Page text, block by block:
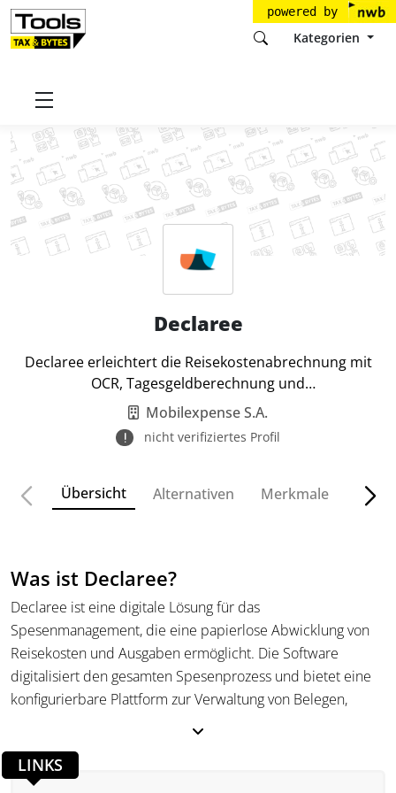
powered by
Kategorien
Startseite
Declaree
Declaree erleichtert die Reisekostenabrechnung mit
OCR, Tagesgeldberechnung und
Systemanbindungen.
Mobilexpense S.A.
nicht verifiziertes Profil
Übersicht Alternativen Merkmale
Was ist Declaree?
Declaree ist eine digitale Lösung für das
Spesenmanagement, die eine papierlose Abwicklung von
Reisekosten und Ausgaben ermöglicht. Die Software
digitalisiert den gesamten Spesenprozess und bietet eine
konfigurierbare Plattform zur Verwaltung von Belegen,
Unternehmen und ermöglicht eine standardisierte, aber
LINKS